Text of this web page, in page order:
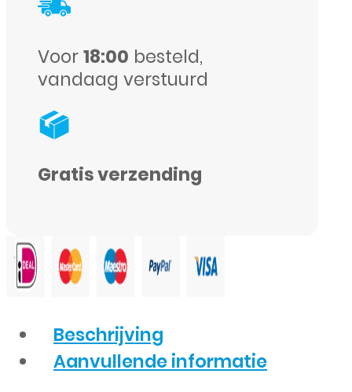
aantal
Voor18:00 besteld,
vandaag verstuurd
Gratis verzending
Beschrijving
Aanvullende informatie